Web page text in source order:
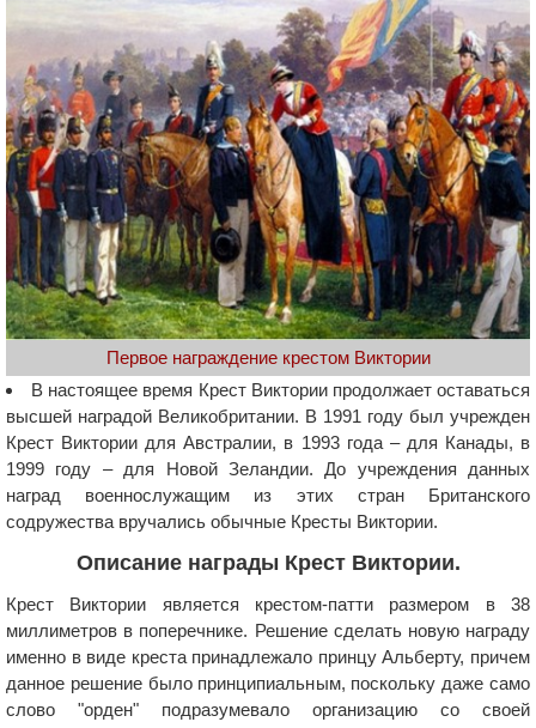
Первое награждение крестом Виктории
В настоящее время Крест Виктории продолжает оставаться
высшей наградой Великобритании. В 1991 году был учрежден
Крест Виктории для Австралии, в 1993 года – для Канады, в
1999 году – для Новой Зеландии. До учреждения данных
наград военнослужащим из этих стран Британского
содружества вручались обычные Кресты Виктории.
Описание награды Крест Виктории.
Крест Виктории является крестом-патти размером в 38
миллиметров в поперечнике. Решение сделать новую награду
именно в виде креста принадлежало принцу Альберту, причем
данное решение было принципиальным, поскольку даже само
слово "орден" подразумевало организацию со своей